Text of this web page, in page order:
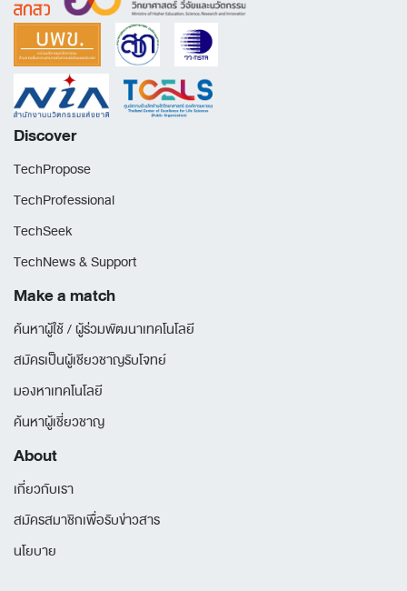
Discover
TechPropose
TechProfessional
TechSeek
TechNews & Support
Make a match
ค้นหาผู้ใช้ / ผู้ร่วมพัฒนาเทคโนโลยี
สมัครเป็นผู้เชียวชาญรับโจทย์
มองหาเทคโนโลยี
ค้นหาผู้เชี่ยวชาญ
About
เกี่ยวกับเรา
สมัครสมาชิกเพื่อรับข่าวสาร
นโยบาย